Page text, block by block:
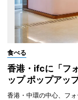
食べる
香港・ifcに「フ
ップ ポップアッ
香港・中環の中心、フ